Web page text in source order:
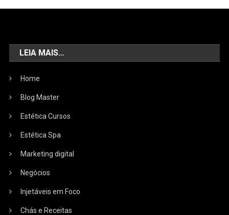
LEIA MAIS…
Home
Blog Master
Estética Cursos
Estética Spa
Marketing digital
Negócios
Injetáveis em Foco
Chás e Receitas